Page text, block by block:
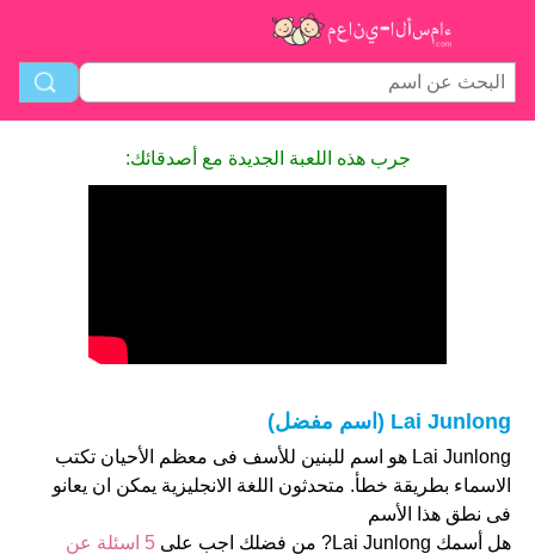
جرب هذه اللعبة الجديدة مع أصدقائك:
Lai Junlong (اسم مفضل)
Lai Junlong هو اسم للبنين للأسف فى معظم الأحيان تكتب
الاسماء بطريقة خطأ. متحدثون اللغة الانجليزية يمكن ان يعانو
فى نطق هذا الأسم
هل أسمك Lai Junlong? من فضلك اجب على
5 اسئلة عن